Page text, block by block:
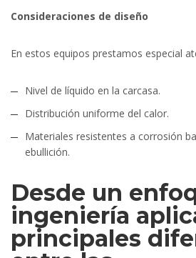
Consideraciones de diseño
En estos equipos prestamos especial
Nivel de líquido en la carcasa.
Distribución uniforme del calor.
Materiales resistentes a corrosión
ebullición.
Desde un
ingeniería
principales